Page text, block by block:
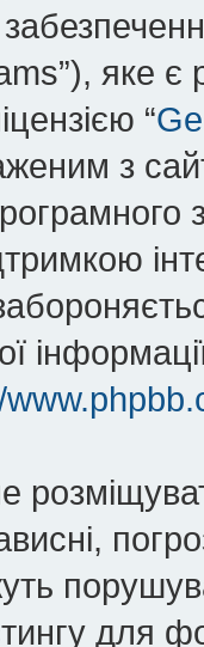
яке
“
з
для